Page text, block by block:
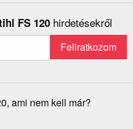
FS 120 hirdetésekről
ami nem kell már?